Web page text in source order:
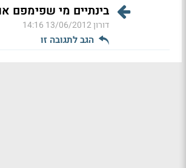
בינתיים מי שפימפם
דורון13/06/2012 14:16
הגב לתגובה זו